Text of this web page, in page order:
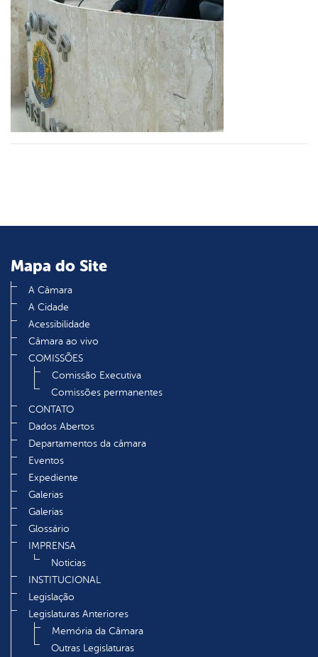
Mapa do Site
A Câmara
A Cidade
Acessibilidade
Câmara ao vivo
COMISSÕES
Comissão Executiva
Comissões permanentes
CONTATO
Dados Abertos
Departamentos da câmara
Eventos
Expediente
Galerias
Galerias
Glossário
IMPRENSA
Noticias
INSTITUCIONAL
Legislação
Legislaturas Anteriores
Memória da Câmara
Outras Legislaturas